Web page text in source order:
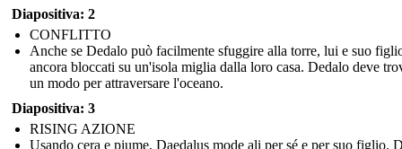
Diapositiva: 2
CONFLITTO
Anche se Dedalo può facilmente sfuggire alla torre, lui e suo
ancora bloccati su un'isola miglia dalla loro casa. Dedalo deve
un modo per attraversare l'oceano.
Diapositiva: 3
RISING AZIONE
Usando cera e piume, Daedalus mode ali per sé e per suo figlio.